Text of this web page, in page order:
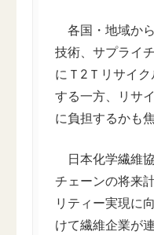
各国・地域か
技術、サプライ
にＴ2Ｔリサイ
する一方、リサ
に負担するかも
日本化学繊維
チェーンの将来
リティー実現に
けて繊維企業が